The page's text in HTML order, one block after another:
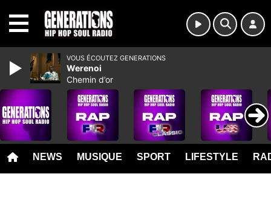
NEWS MUSIQUE SPORT LIFESTYLE
VOUS ÉCOUTEZ GENERATIONS
Werenoi
Chemin d’or